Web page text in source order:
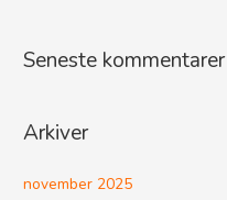
Seneste kommentarer
Arkiver
november 2025